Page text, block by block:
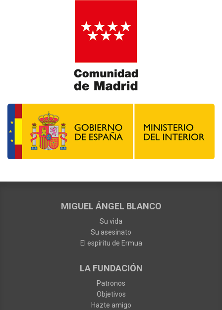
MIGUEL ÁNGEL BLANCO
Su vida
Su asesinato
El espíritu de Ermua
LA FUNDACIÓN
Patronos
Objetivos
Hazte amigo